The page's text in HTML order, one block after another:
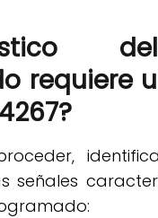
requiere
señales
: